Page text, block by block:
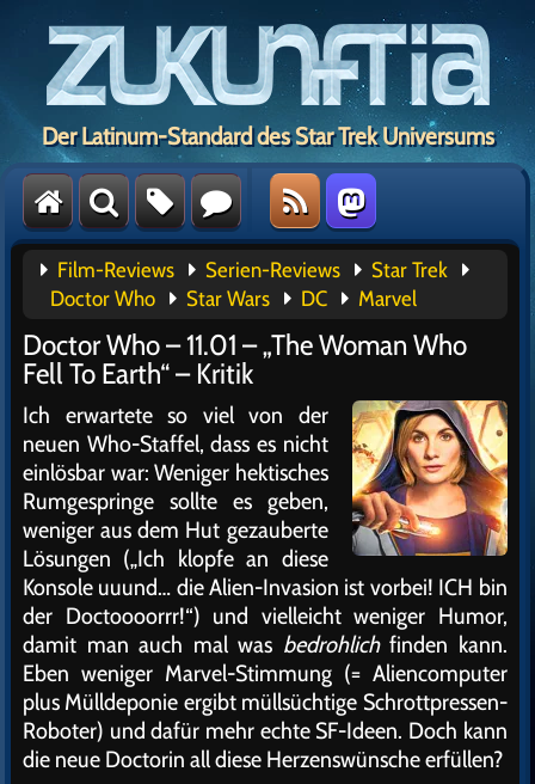
Der Latinum-Standard des Star Trek Universums
Film-Reviews Serien-Reviews
Star Trek
Doctor Who
Star Wars DC Marvel
Doctor Who – 11.01 – „The Woman Who
Fell To Earth“ – Kritik
Ich erwartete so viel von der
neuen Who-Staffel, dass es nicht
einlösbar war: Weniger hektisches
Rumgespringe sollte es geben,
weniger aus dem Hut gezauberte
Lösungen („Ich klopfe an diese
Konsole uuund… die Alien-Invasion ist vorbei! ICH bin
der Doctoooorrr!“) und vielleicht weniger Humor,
damit man auch mal was bedrohlichfinden kann.
Eben weniger Marvel-Stimmung (= Aliencomputer
plus Mülldeponie ergibt müllsüchtige Schrottpressen-
Roboter) und dafür mehr echte SF-Ideen. Doch kann
die neue Doctorin all diese Herzenswünsche erfüllen?